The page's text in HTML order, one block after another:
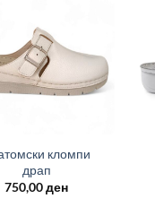
кломпи
драп
750,00ден